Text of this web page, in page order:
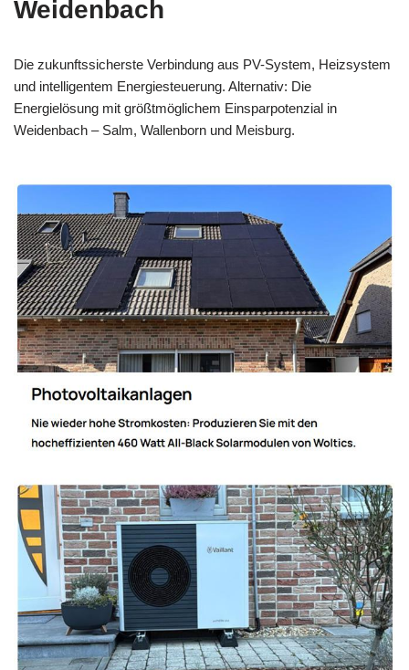
Weidenbach
Die zukunftssicherste Verbindung aus PV-System, Heizsystem
und intelligentem Energiesteuerung. Alternativ: Die
Energielösung mit größtmöglichem Einsparpotenzial in
Weidenbach – Salm, Wallenborn und Meisburg.